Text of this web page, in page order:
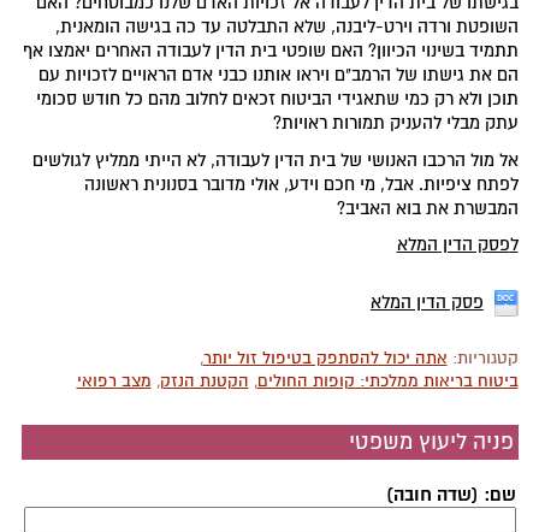
השופטת ורדה וירט-ליבנה, שלא התבלטה עד כה בגישה הומאנית,
תתמיד בשינוי הכיוון? האם שופטי בית הדין לעבודה האחרים יאמצו אף
הם את גישתו של הרמב"ם ויראו אותנו כבני אדם הראויים לזכויות עם
תוכן ולא רק כמי שתאגידי הביטוח זכאים לחלוב מהם כל חודש סכומי
עתק מבלי להעניק תמורות ראויות?
אל מול הרכבו האנושי של בית הדין לעבודה, לא הייתי ממליץ לגולשים
לפתח ציפיות. אבל, מי חכם וידע, אולי מדובר בסנונית ראשונה
המבשרת את בוא האביב?
לפסק הדין המלא
פסק הדין המלא
קטגוריות: אתה יכול להסתפק בטיפול זול יותר,
ביטוח בריאות ממלכתי: קופות החולים, הקטנת הנזק, מצב רפואי
פניה ליעוץ משפטי
שם: (שדה חובה)